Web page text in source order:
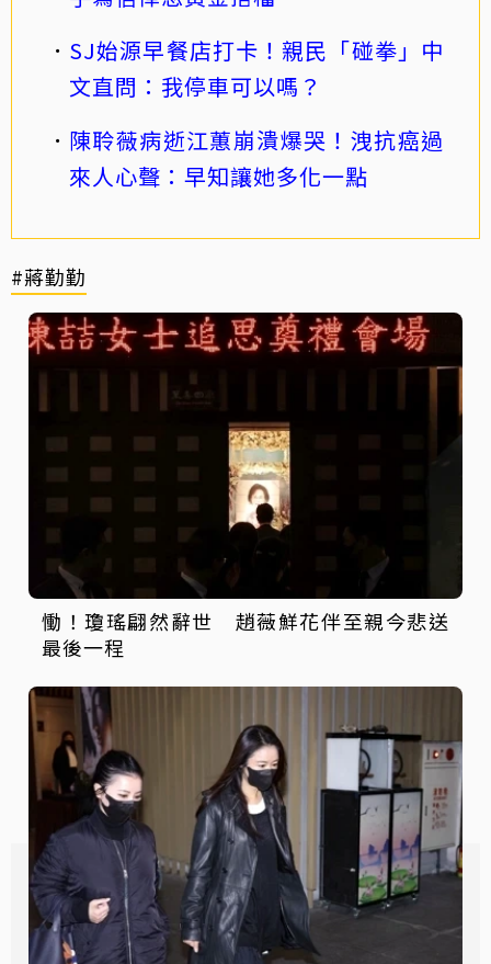
SJ始源早餐店打卡！親民「碰拳」中
文直問：我停車可以嗎？
陳聆薇病逝江蕙崩潰爆哭！洩抗癌過
來人心聲：早知讓她多化一點
#蔣勤勤
慟！瓊瑤翩然辭世 趙薇鮮花伴至親今悲送
最後一程